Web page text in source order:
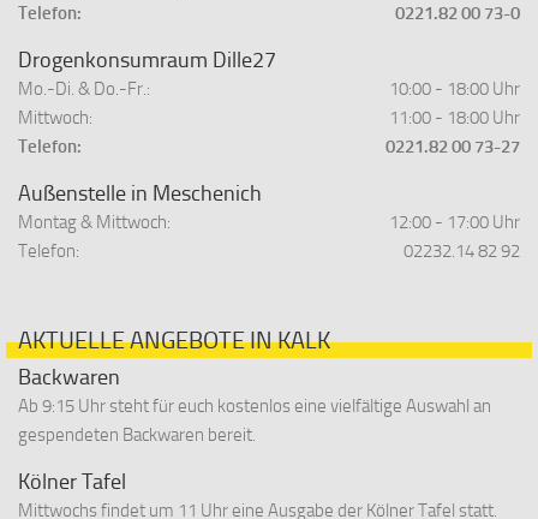
Telefon:
0221.82 00 73-0
Drogenkonsumraum Dille27
Mo.-Di. & Do.-Fr.:
10:00 - 18:00 Uhr
Mittwoch:
11:00 - 18:00 Uhr
Telefon:
0221.82 00 73-27
Außenstelle in Meschenich
Montag & Mittwoch:
12:00 - 17:00 Uhr
Telefon:
02232.14 82 92
AKTUELLE ANGEBOTE IN KALK
Backwaren
Ab 9:15 Uhr steht für euch kostenlos eine vielfältige Auswahl an
gespendeten Backwaren bereit.
Kölner Tafel
Mittwochs findet um 11 Uhr eine Ausgabe der Kölner Tafel statt.